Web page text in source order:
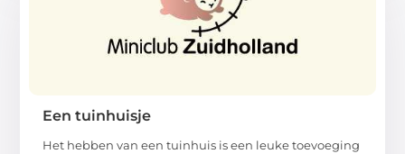
Een tuinhuisje
Het hebben van een tuinhuis is een leuke toevoeging